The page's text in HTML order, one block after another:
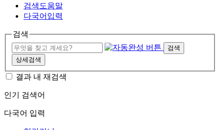
검색도움말
다국어입력
검색
검색
상세검색
결과 내 재검색
인기 검색어
다국어 입력